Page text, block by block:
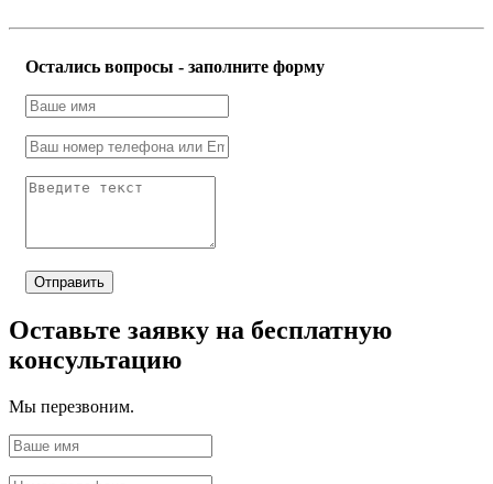
Остались вопросы - заполните форму
Отправить
Оставьте заявку на бесплатную
консультацию
Мы перезвоним.